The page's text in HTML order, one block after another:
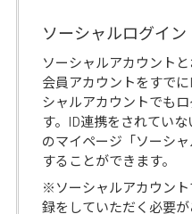
ソーシャルログイン
ソーシャルアカウント
会員アカウントをすで
シャルアカウントでも
す。ID連携をされてい
のマイページ「ソーシ
することができます。
※ソーシャルアカウン
録をしていただく必要が